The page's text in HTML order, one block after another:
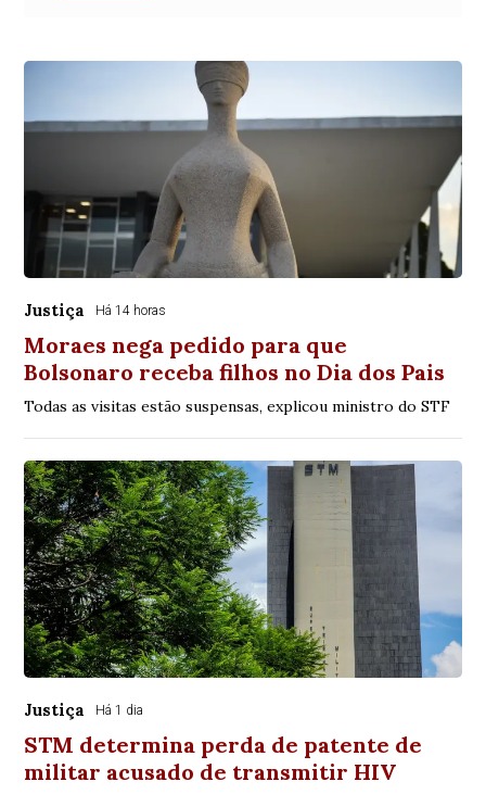
Justiça Há 14 horas
Moraes nega pedido para que
Bolsonaro receba filhos no Dia dos Pais
Todas as visitas estão suspensas, explicou ministro do STF
Justiça Há 1 dia
STM determina perda de patente de
militar acusado de transmitir HIV